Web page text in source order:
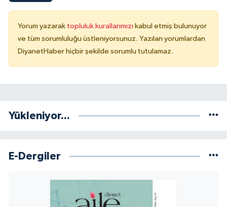
Yorum yazarak topluluk kurallarımızı kabul etmiş bulunuyor
ve tüm sorumluluğu üstleniyorsunuz. Yazılan yorumlardan
DiyanetHaber hiçbir şekilde sorumlu tutulamaz.
Yükleniyor...
E-Dergiler
Ordu Müftülüğü
Osmaniye Müftülüğü
Siirt Müftülüğü